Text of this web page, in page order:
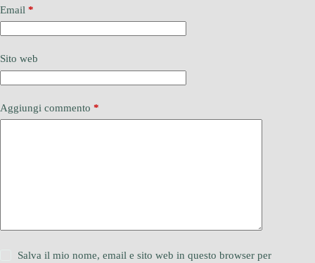
Email *
Sito web
Aggiungi commento *
Salva il mio nome, email e sito web in questo browser per